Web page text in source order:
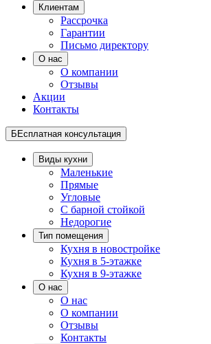
Клиентам
Рассрочка
Гарантии
Письмо директору
О нас
О компании
Отзывы
Акции
Контакты
БЕсплатная консультация
Виды кухни
Маленькие
Прямые
Угловые
С барной стойкой
Недорогие
Тип помещения
Кухня в новостройке
Кухня в 5-этажке
Кухня в 9-этажке
О нас
О нас
О компании
Отзывы
Контакты